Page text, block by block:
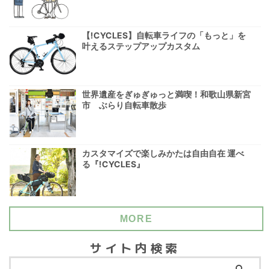
【!CYCLES】自転車ライフの「もっと」を
叶えるステップアップカスタム
世界遺産をぎゅぎゅっと満喫！和歌山県新宮
市 ぶらり自転車散歩
カスタマイズで楽しみかたは自由自在 運べ
る『!CYCLES』
MORE
サイト内検索